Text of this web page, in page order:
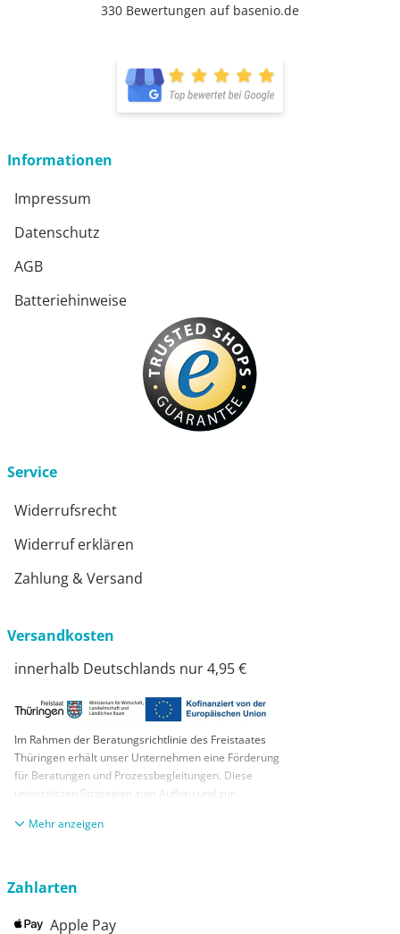
330 Bewertungen auf basenio.de
Informationen
Impressum
Datenschutz
AGB
Batteriehinweise
Service
Widerrufsrecht
Widerruf erklären
Zahlung & Versand
Versandkosten
innerhalb Deutschlands nur 4,95 €
Im Rahmen der Beratungsrichtlinie des Freistaates
Thüringen erhält unser Unternehmen eine Förderung
für Beratungen und Prozessbegleitungen. Diese
unterstützen Strategien zum Aufbau und zur
KMUs. Die daraus resultierenden Ergebnisse und
aus Mitteln des Europäischen Sozialfonds Plus und
anzeigen
Zahlarten
Apple Pay